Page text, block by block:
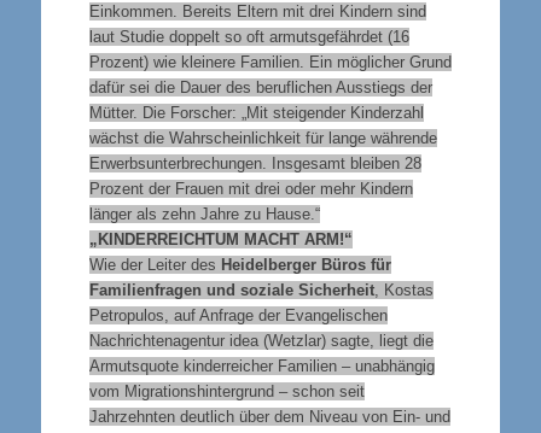
Einkommen. Bereits Eltern mit drei Kindern sind
laut Studie doppelt so oft armutsgefährdet (16
Prozent) wie kleinere Familien. Ein möglicher Grund
dafür sei die Dauer des beruflichen Ausstiegs der
Mütter. Die Forscher: „Mit steigender Kinderzahl
wächst die Wahrscheinlichkeit für lange währende
Erwerbsunterbrechungen. Insgesamt bleiben 28
Prozent der Frauen mit drei oder mehr Kindern
länger als zehn Jahre zu Hause.“
„KINDERREICHTUM MACHT ARM!“
Wie der Leiter des Heidelberger Büros für
Familienfragen und soziale Sicherheit, Kostas
Petropulos, auf Anfrage der Evangelischen
Nachrichtenagentur idea (Wetzlar) sagte, liegt die
Armutsquote kinderreicher Familien – unabhängig
vom Migrationshintergrund – schon seit
Jahrzehnten deutlich über dem Niveau von Ein- und